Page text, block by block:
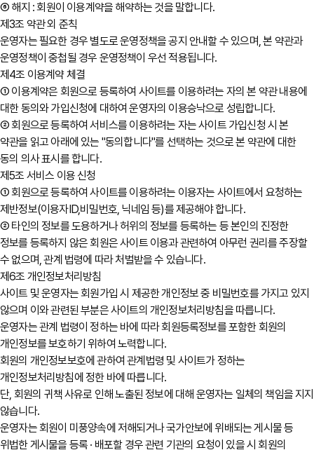
⑥ 해지 : 회원이 이용계약을 해약하는 것을 말합니다.
제3조 약관 외 준칙
운영자는 필요한 경우 별도로 운영정책을 공지 안내할 수 있으며, 본 약관과
운영정책이 중첩될 경우 운영정책이 우선 적용됩니다.
제4조 이용계약 체결
① 이용계약은 회원으로 등록하여 사이트를 이용하려는 자의 본 약관 내용에
대한 동의와 가입신청에 대하여 운영자의 이용승낙으로 성립합니다.
② 회원으로 등록하여 서비스를 이용하려는 자는 사이트 가입신청 시 본
약관을 읽고 아래에 있는 "동의합니다"를 선택하는 것으로 본 약관에 대한
동의 의사 표시를 합니다.
제5조 서비스 이용 신청
① 회원으로 등록하여 사이트를 이용하려는 이용자는 사이트에서 요청하는
제반정보(이용자ID,비밀번호, 닉네임 등)를 제공해야 합니다.
② 타인의 정보를 도용하거나 허위의 정보를 등록하는 등 본인의 진정한
정보를 등록하지 않은 회원은 사이트 이용과 관련하여 아무런 권리를 주장할
수 없으며, 관계 법령에 따라 처벌받을 수 있습니다.
제6조 개인정보처리방침
사이트 및 운영자는 회원가입 시 제공한 개인정보 중 비밀번호를 가지고 있지
않으며 이와 관련된 부분은 사이트의 개인정보처리방침을 따릅니다.
운영자는 관계 법령이 정하는 바에 따라 회원등록정보를 포함한 회원의
개인정보를 보호하기 위하여 노력합니다.
회원의 개인정보보호에 관하여 관계법령 및 사이트가 정하는
개인정보처리방침에 정한 바에 따릅니다.
단, 회원의 귀책 사유로 인해 노출된 정보에 대해 운영자는 일체의 책임을 지지
않습니다.
운영자는 회원이 미풍양속에 저해되거나 국가안보에 위배되는 게시물 등
위법한 게시물을 등록 · 배포할 경우 관련 기관의 요청이 있을 시 회원의